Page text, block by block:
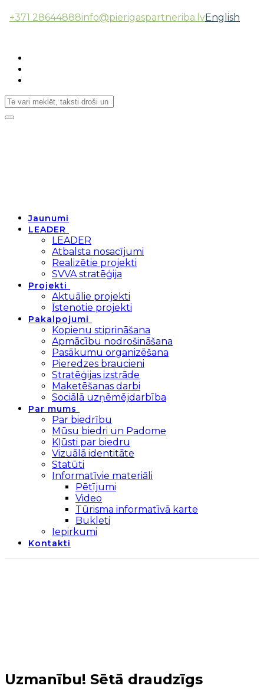
+371 28644888info@pierigaspartneriba.lvEnglish
Toggle
Jaunumi
LEADER
LEADER
Atbalsta nosacījumi
Realizētie projekti
SVVA stratēģija
Projekti
Aktuālie projekti
Īstenotie projekti
Pakalpojumi
Kopienu stiprināšana
Apmācību nodrošināšana
Pasākumu organizēšana
Pieredzes braucieni
Stratēģijas izstrāde
Maketēšanas darbi
Sociālā uzņēmējdarbība
Par mums
Par biedrību
Mūsu biedri un Padome
Kļūsti par biedru
Vizuālā identitāte
Statūti
Informatīvie materiāli
Pētījumi
Video
Tūrisma informatīvā karte
Bukleti
Iepirkumi
Kontakti
Uzmanību! Sētā draudzīgs